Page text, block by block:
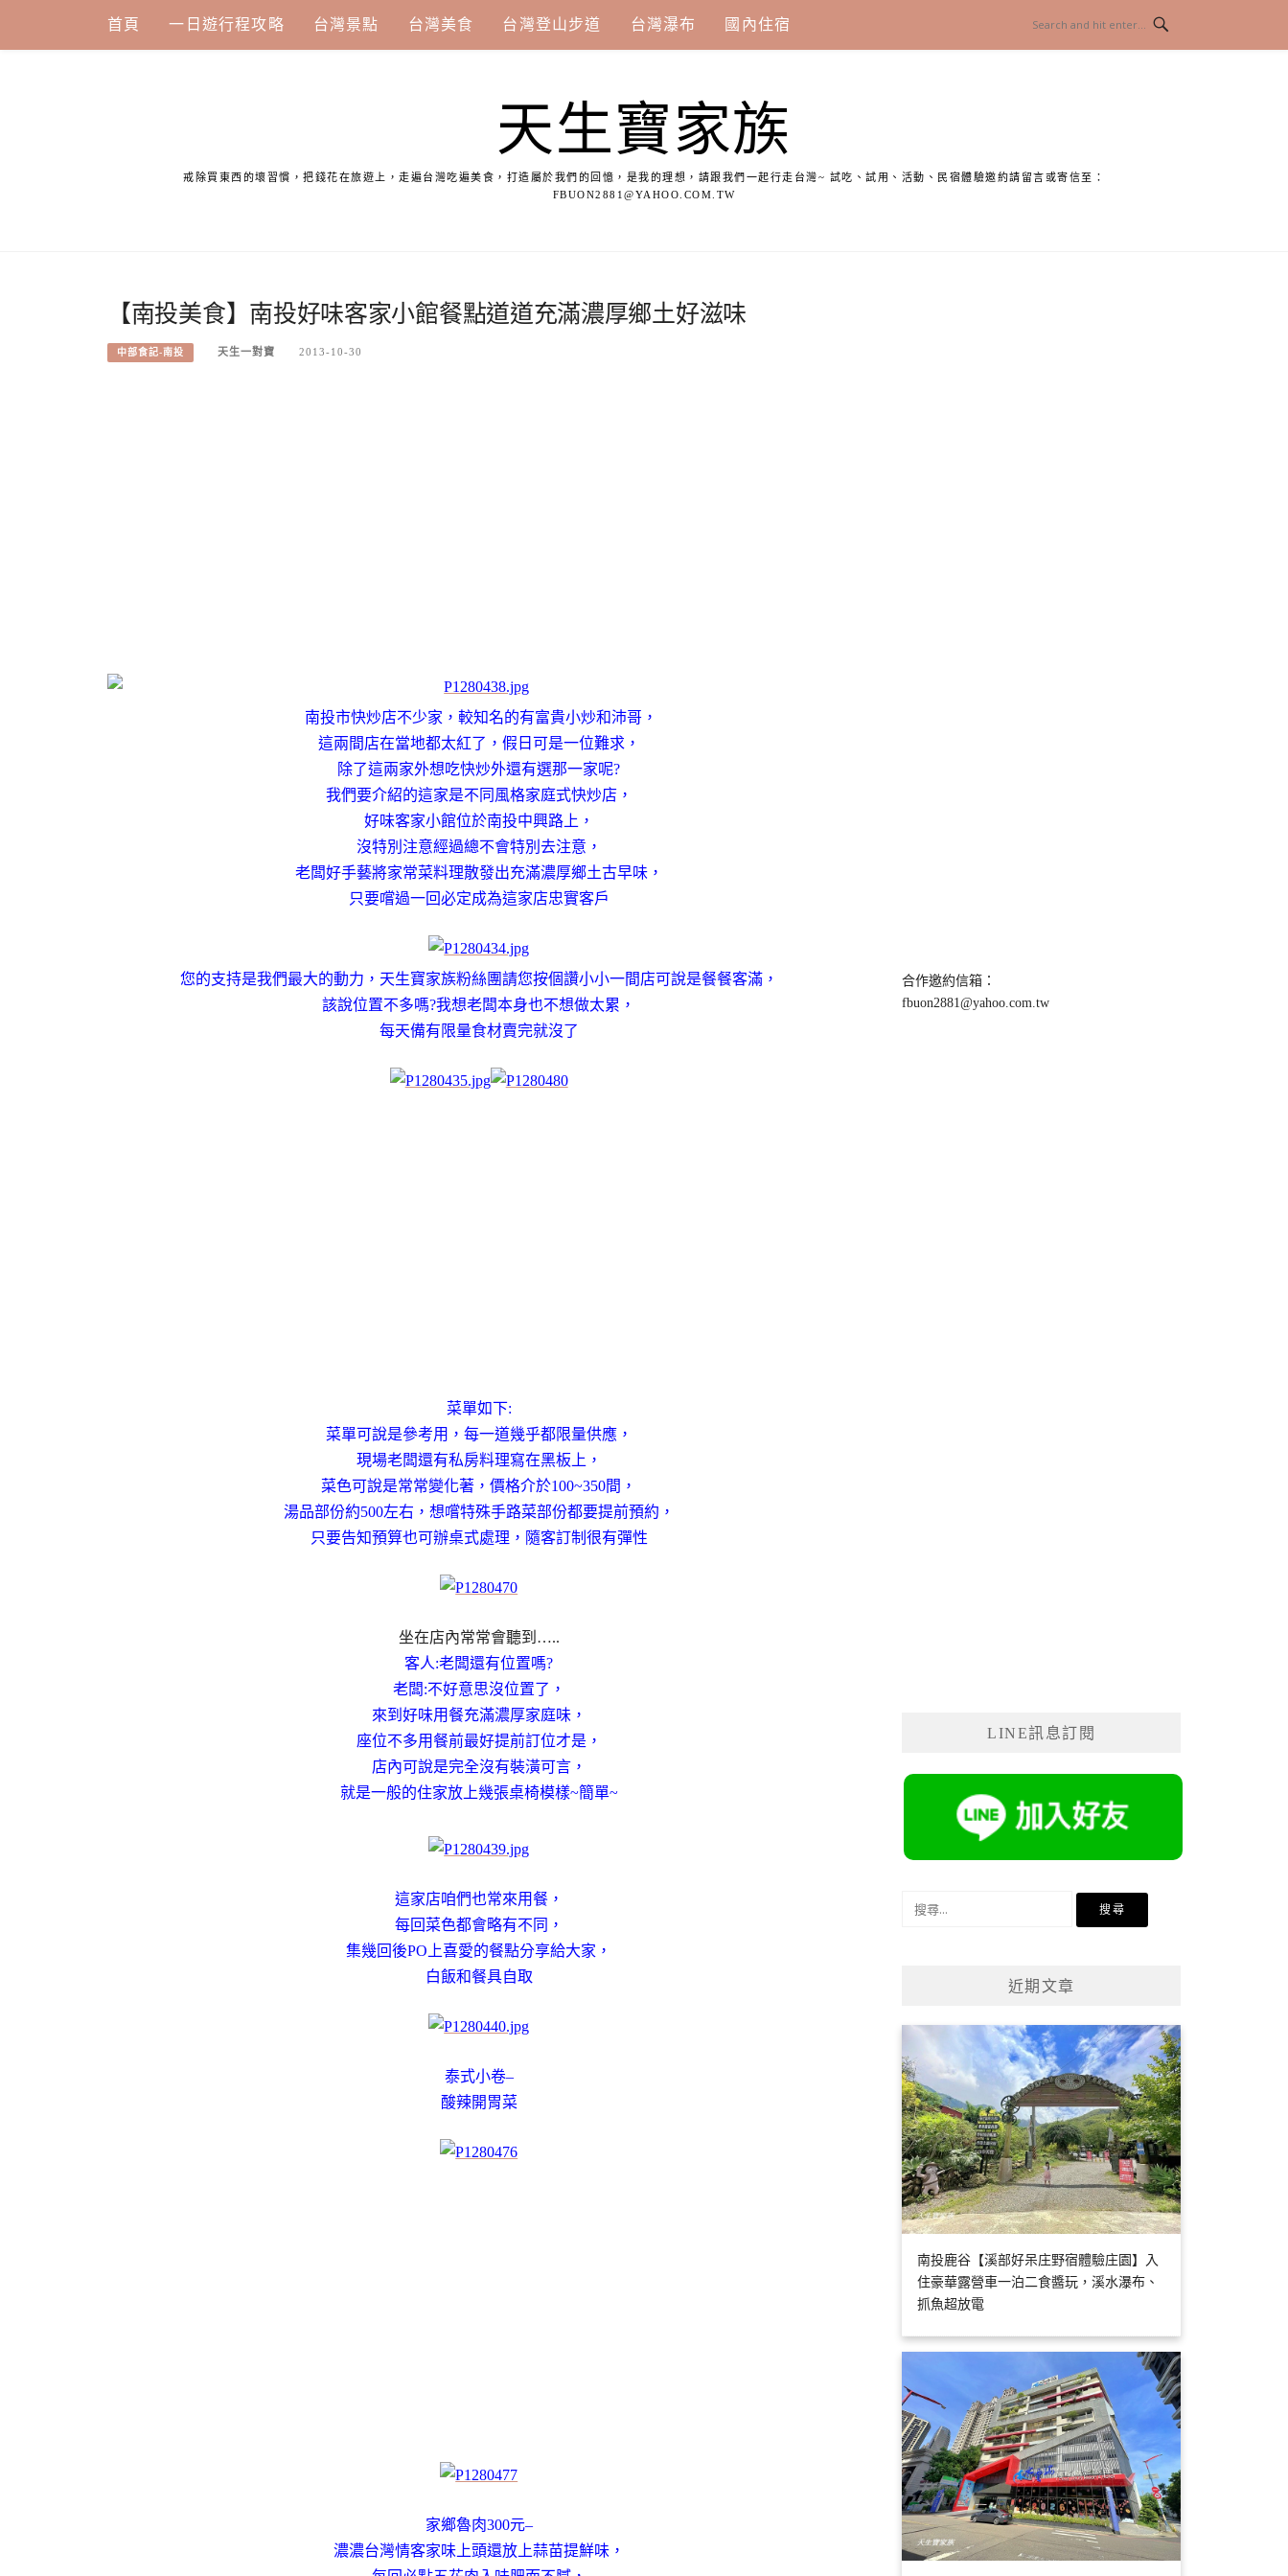
content
首頁 一日遊行程攻略 台灣景點 台灣美食 台灣登山步道 台灣瀑布 國內住宿
天生寶家族
戒除買東西的壞習慣，把錢花在旅遊上，走遍台灣吃遍美食，打造屬於我們的回憶，是我的理想，請跟我們一起行走台灣~ 試吃、試用、活動、民宿體驗邀約請留言或寄信至：
FBUON2881@YAHOO.COM.TW
【南投美食】南投好味客家小館餐點道道充滿濃厚鄉土好滋味
中部食記-南投 天生一對寶 2013-10-30
南投市快炒店不少家，較知名的有富貴小炒和沛哥，
這兩間店在當地都太紅了，假日可是一位難求，
除了這兩家外想吃快炒外還有選那一家呢?
我們要介紹的這家是不同風格家庭式快炒店，
好味客家小館位於南投中興路上，
沒特別注意經過總不會特別去注意，
老闆好手藝將家常菜料理散發出充滿濃厚鄉土古早味，
只要嚐過一回必定成為這家店忠實客戶
您的支持是我們最大的動力，天生寶家族粉絲團請您按個讚小小一間店可說是餐餐客滿，
該說位置不多嗎?我想老闆本身也不想做太累，
每天備有限量食材賣完就沒了
菜單如下:
菜單可說是參考用，每一道幾乎都限量供應，
現場老闆還有私房料理寫在黑板上，
菜色可說是常常變化著，價格介於100~350間，
湯品部份約500左右，想嚐特殊手路菜部份都要提前預約，
只要告知預算也可辦桌式處理，隨客訂制很有彈性
坐在店內常常會聽到…..
客人:老闆還有位置嗎?
老闆:不好意思沒位置了，
來到好味用餐充滿濃厚家庭味，
座位不多用餐前最好提前訂位才是，
店內可說是完全沒有裝潢可言，
就是一般的住家放上幾張桌椅模樣~簡單~
這家店咱們也常來用餐，
每回菜色都會略有不同，
集幾回後PO上喜愛的餐點分享給大家，
白飯和餐具自取
泰式小卷–
酸辣開胃菜
家鄉魯肉300元–
濃濃台灣情客家味上頭還放上蒜苗提鮮味，
合作邀約信箱：
fbuon2881@yahoo.com.tw
LINE訊息訂閱
近期文章
南投鹿谷【溪部好呆庄野宿體驗庄園】入
住豪華露營車一泊二食醬玩，溪水瀑布、
抓魚超放電